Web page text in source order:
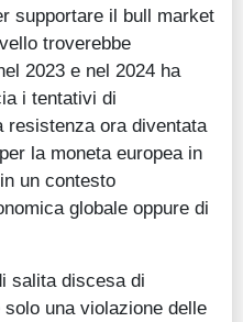
supportare il bull market
troverebbe
2023 e nel 2024 ha
i tentativi di
resistenza ora diventata
la moneta europea in
un contesto
globale oppure di
salita discesa di
una violazione delle